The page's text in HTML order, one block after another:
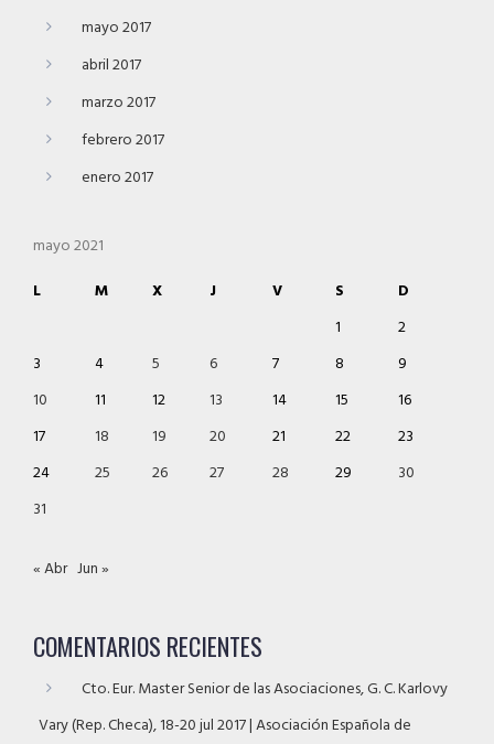
mayo 2017
abril 2017
marzo 2017
febrero 2017
enero 2017
mayo 2021
L
M X J V S
D
1
2
3
4 5 6 7 8
9
10
11 12 13 14 15
16
17
18 19 20 21 22
23
24
25 26 27 28 29
30
31
« Abr Jun »
COMENTARIOS RECIENTES
Cto. Eur. Master Senior de las Asociaciones, G. C. Karlovy
Vary (Rep. Checa), 18-20 jul 2017 | Asociación Española de